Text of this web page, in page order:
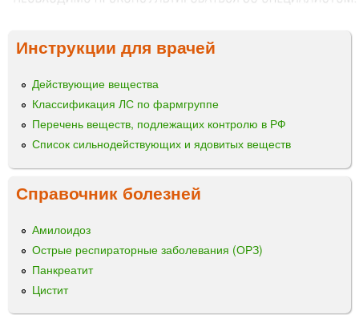
Инструкции для врачей
Действующие вещества
Классификация ЛС по фармгруппе
Перечень веществ, подлежащих контролю в РФ
Список сильнодействующих и ядовитых веществ
Справочник болезней
Амилоидоз
Острые респираторные заболевания (ОРЗ)
Панкреатит
Цистит